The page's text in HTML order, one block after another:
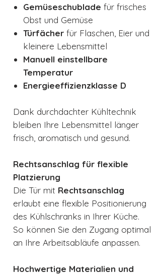
Gemüseschublade für frisches
Obst und Gemüse
Türfächer für Flaschen, Eier und
kleinere Lebensmittel
Manuell einstellbare
Temperatur
Energieeffizienzklasse D
Dank durchdachter Kühltechnik
bleiben Ihre Lebensmittel länger
frisch, aromatisch und gesund.
Rechtsanschlag für flexible
Platzierung
Die Tür mit Rechtsanschlag
erlaubt eine flexible Positionierung
des Kühlschranks in Ihrer Küche.
So können Sie den Zugang optimal
an Ihre Arbeitsabläufe anpassen.
Hochwertige Materialien und